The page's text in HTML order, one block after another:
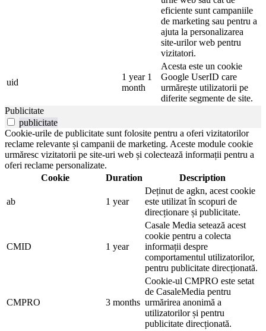
eficiente sunt campaniile
de marketing sau pentru a
ajuta la personalizarea
site-urilor web pentru
vizitatori.
uid
1 year 1
month
Acesta este un cookie
Google UserID care
urmărește utilizatorii pe
diferite segmente de site.
Publicitate
publicitate
Cookie-urile de publicitate sunt folosite pentru a oferi vizitatorilor
reclame relevante și campanii de marketing. Aceste module cookie
urmăresc vizitatorii pe site-uri web și colectează informații pentru a
oferi reclame personalizate.
Cookie
Duration Description
ab 1 year
Deținut de agkn, acest cookie
este utilizat în scopuri de
direcționare și publicitate.
CMID 1 year
Casale Media setează acest
cookie pentru a colecta
informații despre
comportamentul utilizatorilor,
pentru publicitate direcționată.
CMPRO 3 months
Cookie-ul CMPRO este setat
de CasaleMedia pentru
urmărirea anonimă a
utilizatorilor și pentru
publicitate direcționată.